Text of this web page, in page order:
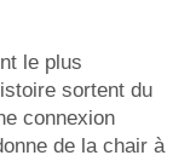
le plus
sortent du
connexion
de la chair à